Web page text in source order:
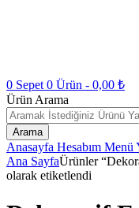
0 Sepet 0 Ürün - 0,00 ₺
Ürün Arama
Arama
Anasayfa Hesabım Menü
Ana SayfaÜrünler
olarak etiketlendi